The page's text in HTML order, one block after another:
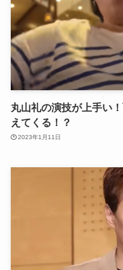
丸山礼の演技が上手い
えてくる！？
2023年1月11日